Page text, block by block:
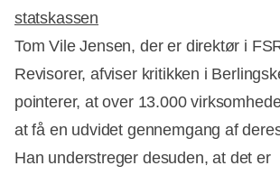
statskassen
Tom Vile Jensen, der er direktør i
Revisorer, afviser kritikken i
pointerer, at over 13.000
at få en udvidet gennemgang af
Han understreger desuden, at det er